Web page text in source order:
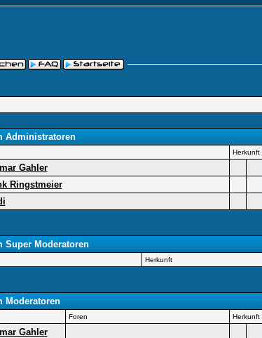
Administratoren
Herkunft
Gahler
Ringstmeier
Super Moderatoren
Herkunft
Moderatoren
Foren Herkunft
Gahler